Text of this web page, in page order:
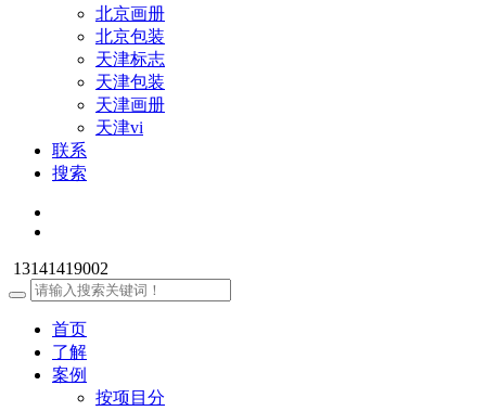
北京画册
北京包装
天津标志
天津包装
天津画册
天津vi
联系
搜索
13141419002
首页
了解
案例
按项目分